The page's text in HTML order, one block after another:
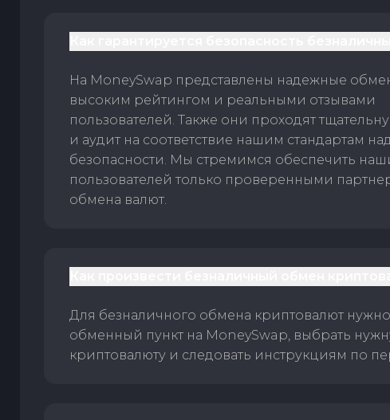
На MoneySwap представлены надежные
высоким рейтингом и реальными отзывами
пользователей. Также они проходят
и аудит на соответствие нашим стандартам
безопасности. Мы стремимся обеспечить
пользователей только проверенными
обмена валют.
Для безналичного обмена криптовалют
обменный пункт на MoneySwap, выбрать
криптовалюту и следовать инструкциям по